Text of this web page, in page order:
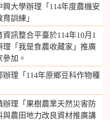
大學辦理「114年度農機安
訓練」
訊整合平臺於114年10月1
理「我是食農收藏家」推廣
加。
理「114年原鄉豆科作物種
辦理「果樹農業天然災害防
與農田地力改良資材推廣講